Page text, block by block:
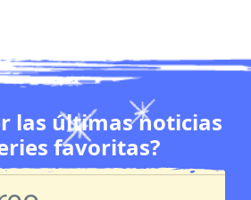
las últimas noticias
favoritas?